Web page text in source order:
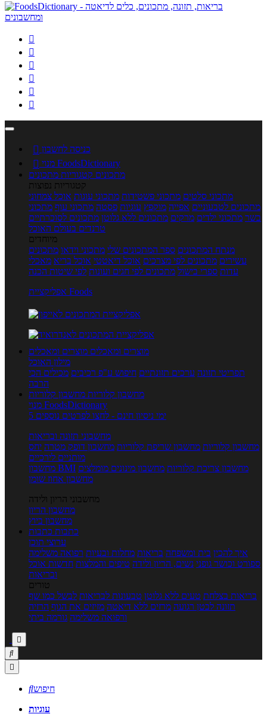






 כניסה לחשבון

מנוי FoodsDictionary
מתכונים קטגוריות מתכונים
קטגוריות נפוצות
מתכוני סלטים מתכוני פשטידות מתכוני עוגות אוכל צמחוני
מתכונים לטבעוניים אפייה מוקפץ עוגיות פסטה מתכוני עוף מתכוני
בשר מתכוני ילדים מרקים מתכונים ללא גלוטן מתכונים לסוכרתיים
טרנדים בעולם האוכל
מיוחדים
מנתח המתכונים ספר המתכונים שלי מתכוני וידאו מתכונים
עשירים מתכונים לפי מצרכים אוכל דיאטטי אוכל בריא מאכלי
עדות ספרי בישול מתכונים לפי חגים ועונות לפי שיטות הכנה
אפליקציית Foods
מוצרים ומאכלים מוצרים ומאכלים
מילון האוכל
תפריטי תזונה ערכים תזונתיים חיפוש ע"פ רכיבים מכילים הכי
הרבה
מחשבון קלוריות מחשבון קלוריות
מנוי FoodsDictionary
5 ימי ניסיון חינם - לחצו לפרטים נוספים
מחשבוני תזונה ובריאות
מחשבון קלוריות מחשבון שריפת קלוריות מחשבון דופק מטרה יחס
מותניים לירכיים
מחשבון BMI
מחשבון צריכת קלוריות מחשבון מינונים מומלצים
מחשבון אחוז שומן
מחשבוני הריון ולידה
מחשבון הריון
מחשבון ביוץ
כתבות כתבות
ערוצי תוכן
איך להכין בית ומשפחה בריאות מחלות ובעיות רפואה משלימה
ספורט וכושר גופני נשים, הריון ולידה טיפים והמלצות חדשות אוכל
ובריאות
טורים
בריאות בצלחת טעים ללא גלוטן טבעונות לבריאות לבשל כמו שף
תזונה לבטן רגועה מרזים ללא דיאטה מזיזים את הגוף הרזיה
ורפואה משלימה גורמה ביתי



חיפוש
עוגיות